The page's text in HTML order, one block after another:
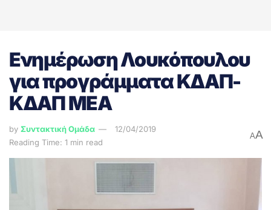
Ενημέρωση Λουκόπουλου
για προγράμματα ΚΔΑΠ-
ΚΔΑΠ ΜΕΑ
by Συντακτική Ομάδα
12/04/2019
Reading Time: 1 min read
AA